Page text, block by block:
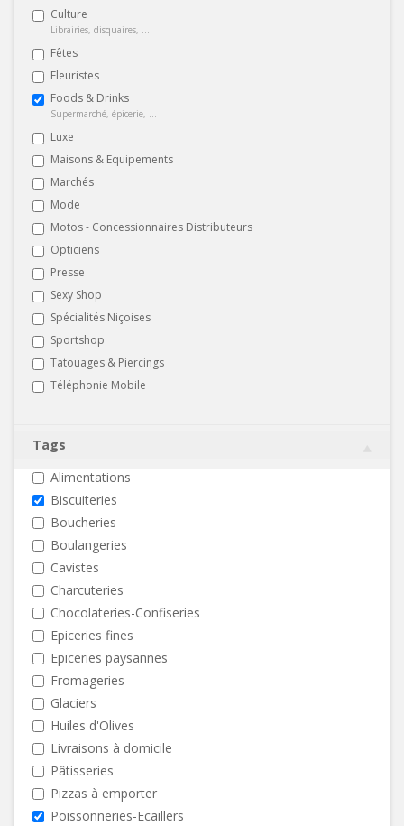
Culture
Librairies, disquaires, ...
Fêtes
Fleuristes
Foods & Drinks
Supermarché, épicerie, ...
Luxe
Maisons & Equipements
Marchés
Mode
Motos - Concessionnaires Distributeurs
Opticiens
Presse
Sexy Shop
Spécialités Niçoises
Sportshop
Tatouages & Piercings
Téléphonie Mobile
Tags
Alimentations
Biscuiteries
Boucheries
Boulangeries
Cavistes
Charcuteries
Chocolateries-Confiseries
Epiceries fines
Epiceries paysannes
Fromageries
Glaciers
Huiles d'Olives
Livraisons à domicile
Pâtisseries
Pizzas à emporter
Poissonneries-Ecaillers